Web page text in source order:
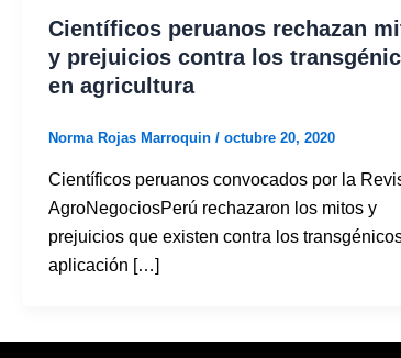
Científicos peruanos rechazan
y prejuicios contra los
en agricultura
Norma Rojas Marroquin / octubre 20, 2020
Científicos peruanos convocados por la
AgroNegociosPerú rechazaron los mitos y
prejuicios que existen contra los
aplicación […]